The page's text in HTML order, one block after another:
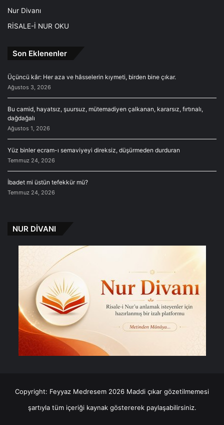
Nur Divanı
RİSALE-İ NUR OKU
Son Eklenenler
Üçüncü kâr: Her aza ve hâsselerin kıymeti, birden bine çıkar.
Ağustos 3, 2026
Bu camid, hayatsız, şuursuz, mütemadiyen çalkanan, kararsız, fırtınalı,
dağdağalı
Ağustos 1, 2026
Yüz binler ecram-ı semaviyeyi direksiz, düşürmeden durduran
Temmuz 24, 2026
İbadet mi üstün tefekkür mü?
Temmuz 24, 2026
NUR DİVANI
Copyright: Feyyaz Medresem 2026 Maddi çıkar gözetilmemesi
şartıyla tüm içeriği kaynak göstererek paylaşabilirsiniz.